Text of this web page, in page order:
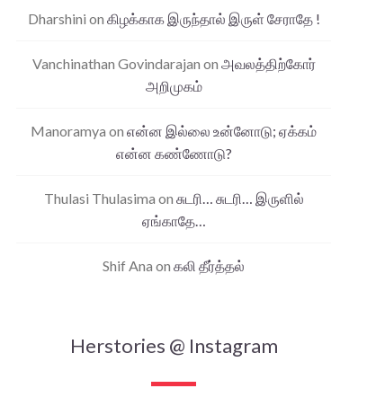
Dharshini on கிழக்காக இருந்தால் இருள் சேராதே !
Vanchinathan Govindarajan on அவலத்திற்கோர்
அறிமுகம்
Manoramya on என்ன இல்லை உன்னோடு; ஏக்கம்
என்ன கண்ணோடு?
Thulasi Thulasima on சுடரி… சுடரி… இருளில்
ஏங்காதே…
Shif Ana on கலி தீர்த்தல்
Herstories @ Instagram